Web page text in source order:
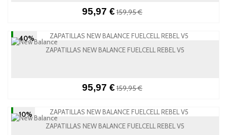
95,97 € 159,95 €
-40%
ZAPATILLAS NEW BALANCE FUELCELL REBEL V5
95,97 € 159,95 €
-10%
ZAPATILLAS NEW BALANCE FUELCELL REBEL V5